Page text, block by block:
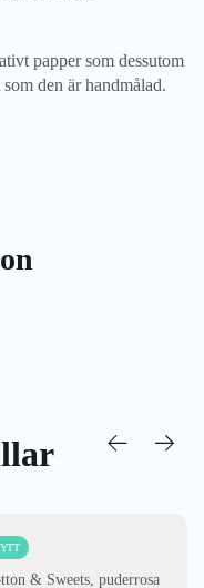
papper som dessutom
den är handmålad.
& Sweets, puderrosa